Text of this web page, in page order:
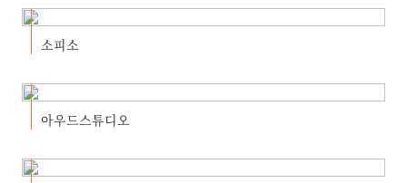
소피소
아우드스튜디오